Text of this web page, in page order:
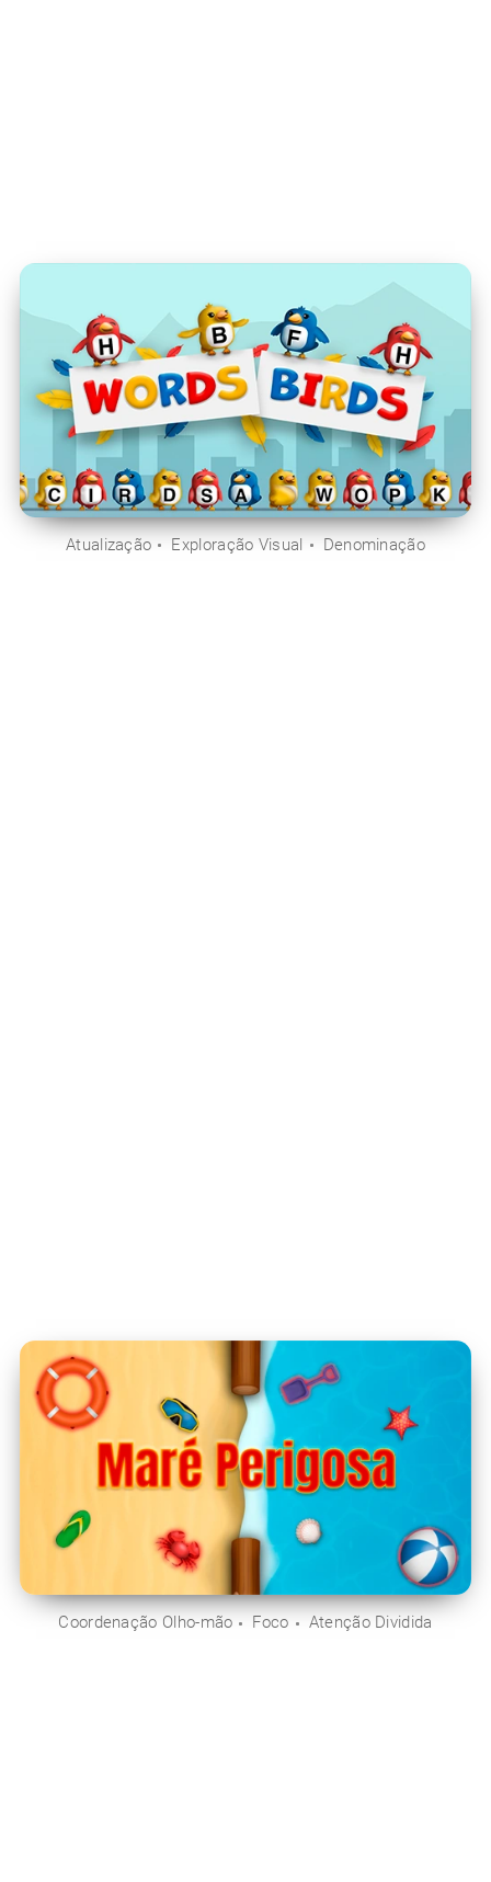
Atualização Exploração Visual Denominação
Coordenação Olho-mão Foco Atenção Dividida